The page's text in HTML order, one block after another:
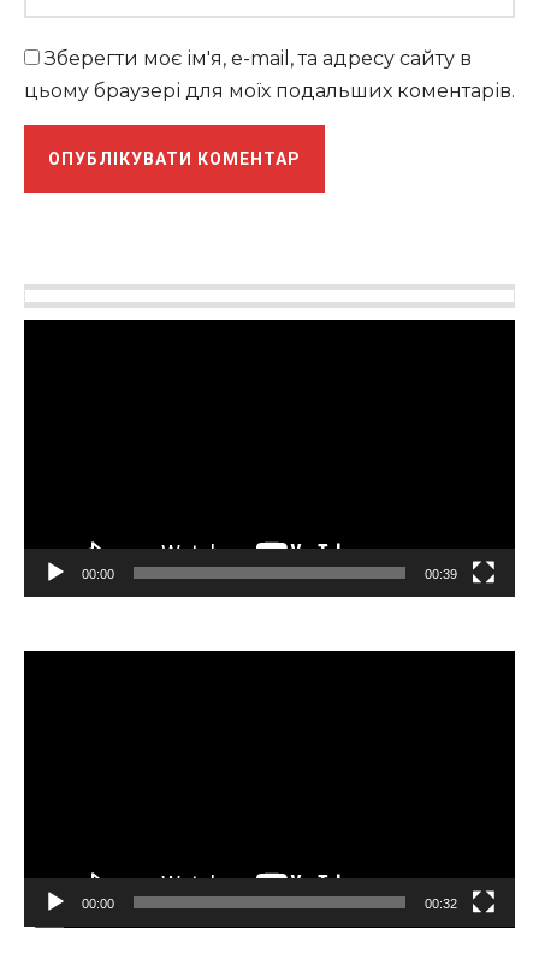
Зберегти моє ім'я, e-mail, та адресу сайту в
цьому браузері для моїх подальших коментарів.
00:00 00:39
00:00 00:32